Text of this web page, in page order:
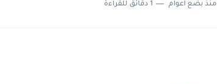
منذ بضع اعوام 1 دقائق للقراءة